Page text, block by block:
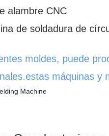
alambre CNC
de soldadura de
moldes, puede
estas máquinas y